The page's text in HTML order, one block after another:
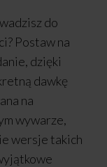
do
Postaw na
dzięki
dawkę
na
wywarze,
wersje takich